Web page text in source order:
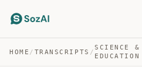
HOME / TRANSCRIPTS /
SCIENCE &
EDUCATION